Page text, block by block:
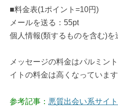
■料金表(1ポイント=10円)
メールを送る：55pt
個人情報(類するものを含む)を
メッセージの料金はパルミン
イトの料金は高くなっています
参考記事： 悪質出会い系サイ